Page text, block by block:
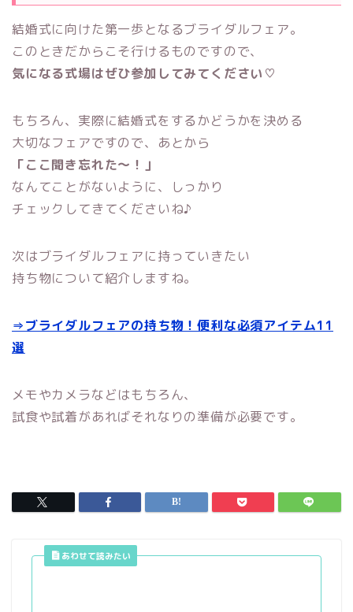
結婚式に向けた第一歩となるブライダルフェア。
このときだからこそ行けるものですので、
気になる式場はぜひ参加してみてください♡
もちろん、実際に結婚式をするかどうかを決める
大切なフェアですので、あとから
「ここ聞き忘れた～！」
なんてことがないように、しっかり
チェックしてきてくださいね♪
次はブライダルフェアに持っていきたい
持ち物について紹介しますね。
⇒ブライダルフェアの持ち物！便利な必須アイテム11
選
メモやカメラなどはもちろん、
試食や試着があればそれなりの準備が必要です。
あわせて読みたい